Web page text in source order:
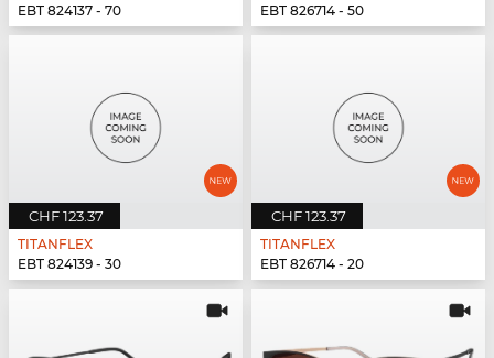
EBT 824137 - 70
EBT 826714 - 50
CHF 123.37
TITANFLEX
EBT 824139 - 30
CHF 123.37
TITANFLEX
EBT 826714 - 20